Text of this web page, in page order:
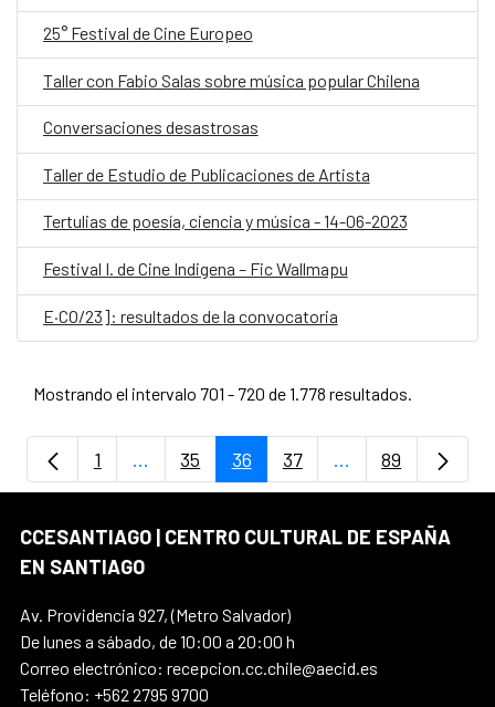
25° Festival de Cine Europeo
Taller con Fabio Salas sobre música popular Chilena
Conversaciones desastrosas
Taller de Estudio de Publicaciones de Artista
Tertulias de poesía, ciencia y música - 14-06-2023
Festival I. de Cine Indigena – Fic Wallmapu
E·CO/23]: resultados de la convocatoria
Mostrando el intervalo 701 - 720 de 1.778 resultados.
Página
1 ...Páginas intermedias Use TAB para
Página
35 Página
36 Página
37 ...PáginasPágina
89
CCESANTIAGO | CENTRO CULTURAL DE ESPAÑA
EN SANTIAGO
Av. Providencia 927, (Metro Salvador)
De lunes a sábado, de 10:00 a 20:00 h
Correo electrónico: recepcion.cc.chile@aecid.es
Teléfono: +562 2795 9700